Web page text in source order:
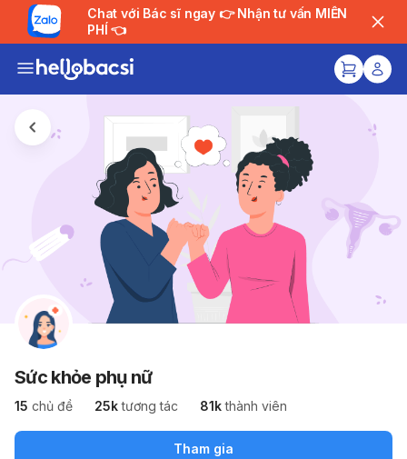
Chat với Bác sĩ ngay 👉 Nhận tư vấn MIỄN
PHÍ 👈
Sức khỏe phụ nữ
15 chủ đề 25k tương tác 81k thành viên
Tham gia